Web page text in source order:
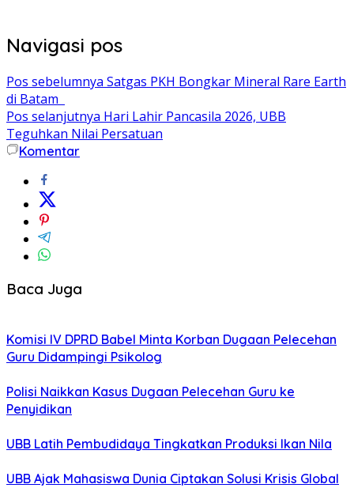
Navigasi pos
Pos sebelumnya Satgas PKH Bongkar Mineral Rare Earth
di Batam
Pos selanjutnya Hari Lahir Pancasila 2026, UBB
Teguhkan Nilai Persatuan
Komentar
Baca Juga
Komisi IV DPRD Babel Minta Korban Dugaan Pelecehan
Guru Didampingi Psikolog
Polisi Naikkan Kasus Dugaan Pelecehan Guru ke
Penyidikan
UBB Latih Pembudidaya Tingkatkan Produksi Ikan Nila
UBB Ajak Mahasiswa Dunia Ciptakan Solusi Krisis Global